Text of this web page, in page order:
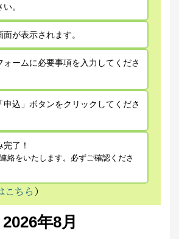
。
が表示されます。
ォームに必要事項を入力してくださ
申込」ボタンをクリックしてくださ
了！
絡をいたします。必ずご確認くださ
こちら）
2026年8月